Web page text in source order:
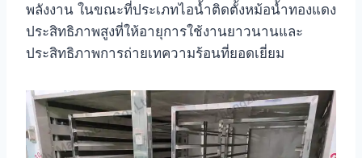
พลังงาน ในขณะที่ประเภทไอน้ำติดตั้งหม้อน้ำทองแดง
ประสิทธิภาพสูงที่ให้อายุการใช้งานยาวนานและ
ประสิทธิภาพการถ่ายเทความร้อนที่ยอดเยี่ยม